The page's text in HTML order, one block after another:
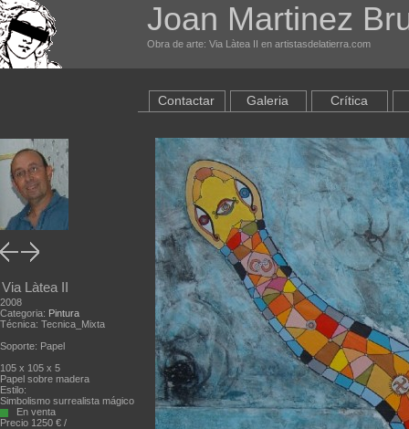
Joan Martinez
Obra de arte: Via Làtea II en artistasdelatierra.com
Via Làtea II
2008
Categoria: Pintura
Técnica: Tecnica_Mixta
Soporte: Papel
105 x 105 x 5
Papel sobre madera
Estilo:
Simbolismo surrealista mágico
En venta
Precio 1250 € /
Contactar Galeria Crítica